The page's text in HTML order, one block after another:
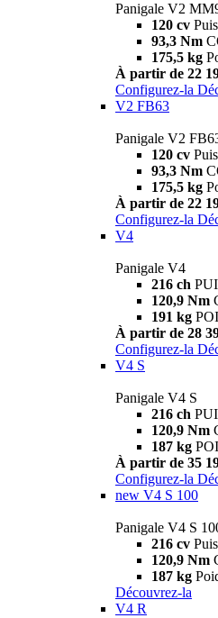
Panigale V2
120 cv
93,3 Nm
175,5 kg
À partir de 22
Configurez-la
V2 FB63
Panigale V2
120 cv
93,3 Nm
175,5 kg
À partir de 22
Configurez-la
V4
Panigale V4
216 ch
120,9 Nm
191 kg
À partir de 28
Configurez-la
V4 S
Panigale V4 S
216 ch
120,9 Nm
187 kg
À partir de 35
Configurez-la
new V4 S 100
Panigale V4 S
216 cv
120,9 Nm
187 kg
Découvrez-la
V4 R